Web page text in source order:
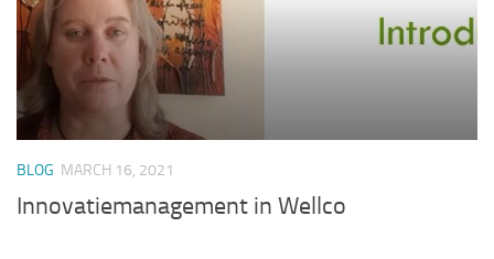
BLOG MARCH 16, 2021
Innovatiemanagement in Wellco